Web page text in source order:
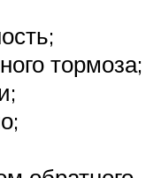
тормоза;